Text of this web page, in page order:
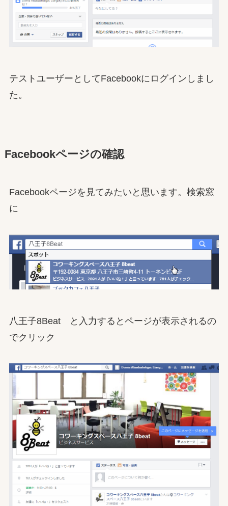
テストユーザーとしてFacebookにログインしまし
た。
Facebookページの確認
Facebookページを見てみたいと思います。検索窓
に
八王子8Beat と入力するとページが表示されるの
でクリック